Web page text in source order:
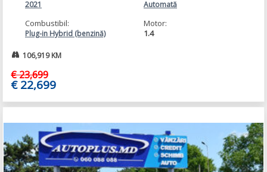
2021 Automată
Combustibil:
Plug-in Hybrid (benzină)
Motor:
1.4
106,919 KM
€ 23,699
€ 22,699